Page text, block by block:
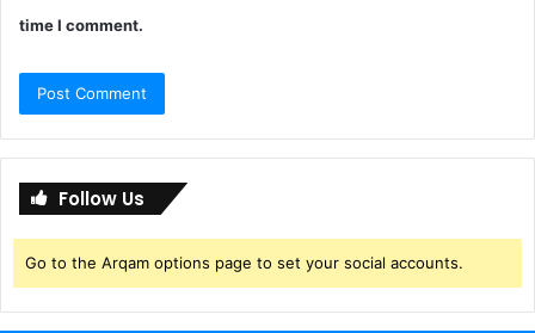
time I comment.
Follow Us
Go to the Arqam options page to set your social accounts.